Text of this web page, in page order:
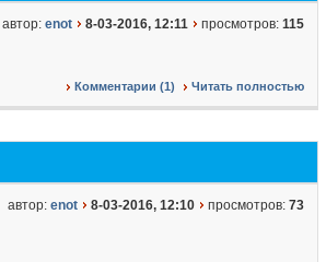
автор: enot 8-03-2016, 12:11 просмотров: 115
Комментарии (1) Читать полностью
автор: enot 8-03-2016, 12:10 просмотров: 73